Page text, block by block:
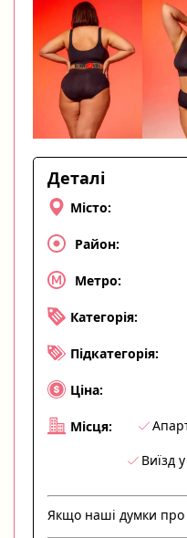
Деталі
Місто:
Район:
Метро:
Категорія:
Підкатегорія:
Ціна:
Місця:
Виїзд
Якщо наші думки про